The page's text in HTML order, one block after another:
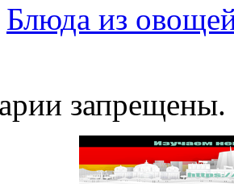
Блюда из
запрещены.